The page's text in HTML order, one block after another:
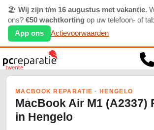
🏖️ Wij zijn t/m 16 augustus met vakantie.
ons? €50 wachtkorting op uw telefoon- of
App ons
Actievoorwaarden
MACBOOK REPARATIE · HENGELO
MacBook Air M1 (A2337)
in Hengelo